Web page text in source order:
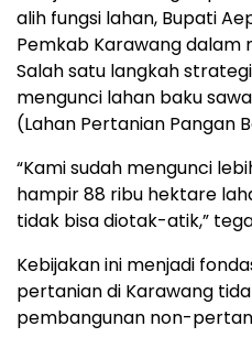
alih fungsi lahan, Bupati
Pemkab Karawang dalam
Salah satu langkah
mengunci lahan baku
(Lahan Pertanian Pangan
“Kami sudah mengunci
hampir 88 ribu hektare
tidak bisa diotak-atik,”
Kebijakan ini menjadi
pertanian di Karawang
pembangunan non-